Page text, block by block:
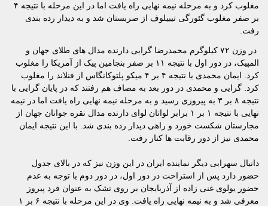
مغلوب کرد و به مرحله نیمه نهایی راه یافت اما در این مرحله با نتیجه ۴
بر صفر مغلوب گئورگی تیبیلوف از صربستان شد و به دیدار رده بندی
رفت.
در وزن ۷۲ کیلوگرم محمدرضا گرایی دارنده مدال های طلای جهان و
المپیک، در دور اول با نتیجه ۱۱ بر صفر بنجامین پیک از آمریکا را مغلوب
کرد. ایمان محمدی با نتیجه ۴ بر ۴ میکو پلتوکانگاس از فنلاند را مغلوب
کرد. گرایی و محمدی در دور بعد به مصاف هم رفتند که در پایان گرایی با
نتیجه ۸ بر ۳ به پیروزی رسید و به مرحله نیمه نهایی راه یافت اما در نیمه
نهایی با نتیجه ۱ بر ۱ برابر لواتان لوای دارنده مدال نقره جوانان جهان از
مجارستان شکست خورد و راهی دیدار رده بندی شد. با این نتیجه ایمان
محمدی نیز از دور رقابت ها کنار رفت.
دانیال سهرابی دیگر نماینده ایران در این وزن نیز که در بالای جدول
حضور دارد پس از استراحت در دور اول، در دور دوم با توجه به عدم
حضور یولوی غنی زاده از آذربایجان بر روی تشک به عنوان فرد پیروز
معرفی شد و به نیمه نهایی راه یافت. وی در این مرحله با نتیجه ۶ بر ۱